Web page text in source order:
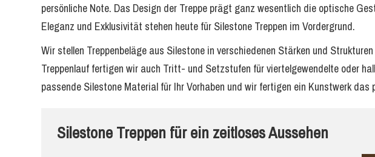
persönliche Note. Das Design der Treppe prägt ganz wesentlich die optische
Eleganz und Exklusivität stehen heute für Silestone Treppen im Vordergrund.
Wir stellen Treppenbeläge aus Silestone in verschiedenen Stärken und
Treppenlauf fertigen wir auch Tritt- und Setzstufen für viertelgewendelte oder
passende Silestone Material für Ihr Vorhaben und wir fertigen ein Kunstwerk
Silestone Treppen für ein zeitloses Aussehen